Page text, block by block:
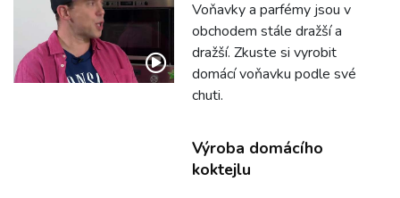
Voňavky a parfémy jsou v
obchodem stále dražší a
dražší. Zkuste si vyrobit
domácí voňavku podle své
chuti.
Výroba domácího
koktejlu